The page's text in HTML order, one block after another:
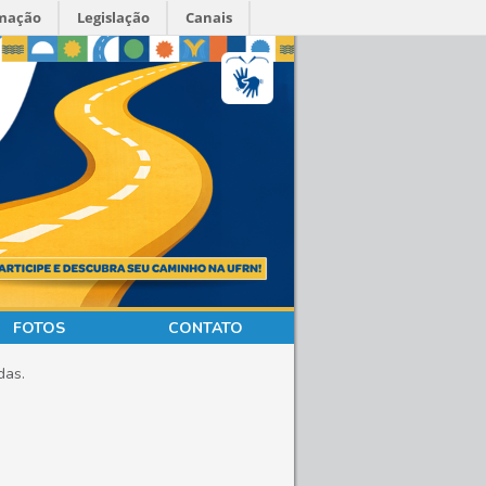
Legislação Canais
FOTOS CONTATO